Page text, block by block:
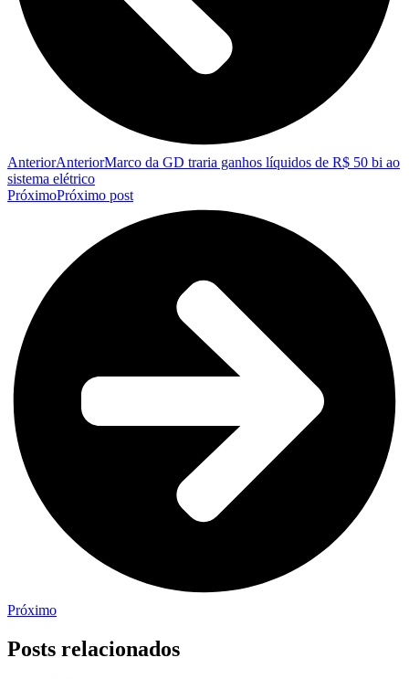
AnteriorAnteriorMarco da GD traria ganhos líquidos de R$ 50 bi ao
sistema elétrico
PróximoPróximo post
Próximo
Posts relacionados